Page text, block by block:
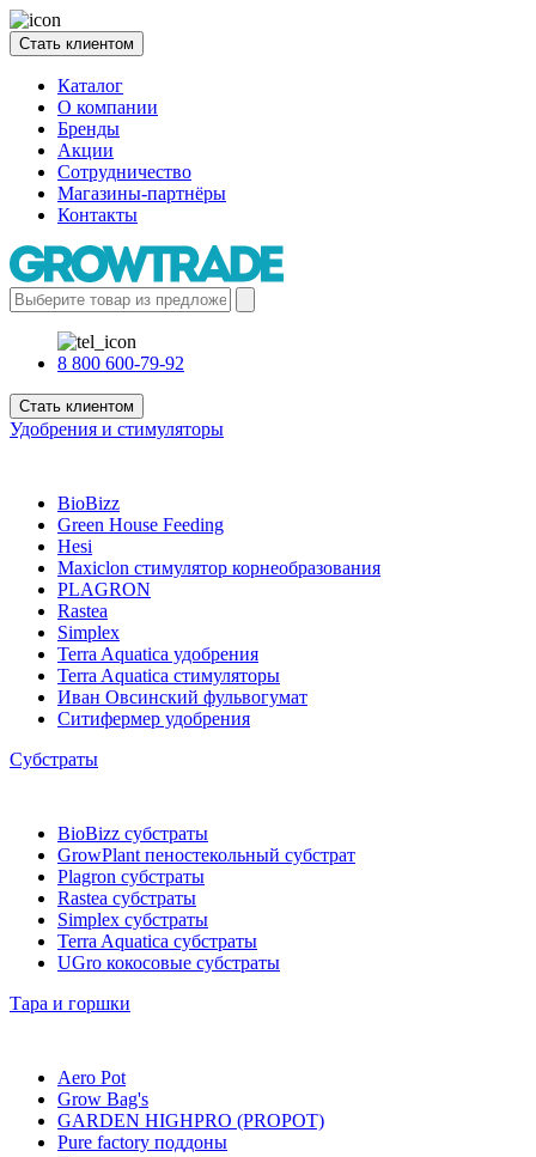
Стать клиентом
Каталог
О компании
Бренды
Акции
Сотрудничество
Магазины-партнёры
Контакты
8 800 600-79-92
Стать клиентом
Удобрения и стимуляторы
BioBizz
Green House Feeding
Hesi
Maxiclon стимулятор корнеобразования
PLAGRON
Rastea
Simplex
Terra Aquatica удобрения
Terra Aquatica стимуляторы
Иван Овсинский фульвогумат
Ситифермер удобрения
Субстраты
BioBizz cубстраты
GrowPlant пеностекольный субстрат
Plagron cубстраты
Rastea cубстраты
Simplex cубстраты
Terra Aquatica cубстраты
UGro кокосовые субстраты
Тара и горшки
Aero Pot
Grow Bag's
GARDEN HIGHPRO (PROPOT)
Pure factory поддоны